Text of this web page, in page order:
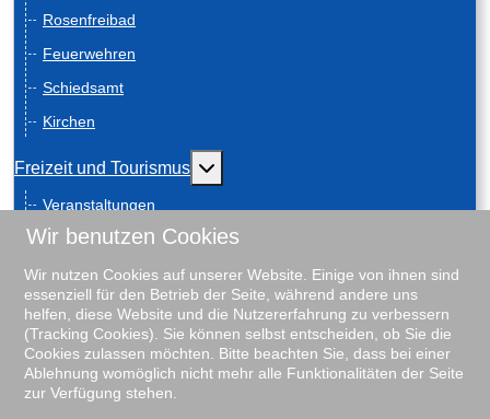
Rosenfreibad
Feuerwehren
Schiedsamt
Kirchen
Freizeit und Tourismus Weitere Informationen: Freizeit und
Veranstaltungen
Anreise
Geschichte
Schiebenscheeten
Gästeführungen
Unterkunftsverzeichnis
Wir benutzen Cookies
Wir nutzen Cookies auf unserer Website. Einige von ihnen sind
essenziell für den Betrieb der Seite, während andere uns
helfen, diese Website und die Nutzererfahrung zu verbessern
(Tracking Cookies). Sie können selbst entscheiden, ob Sie die
Cookies zulassen möchten. Bitte beachten Sie, dass bei einer
Ablehnung womöglich nicht mehr alle Funktionalitäten der Seite
zur Verfügung stehen.